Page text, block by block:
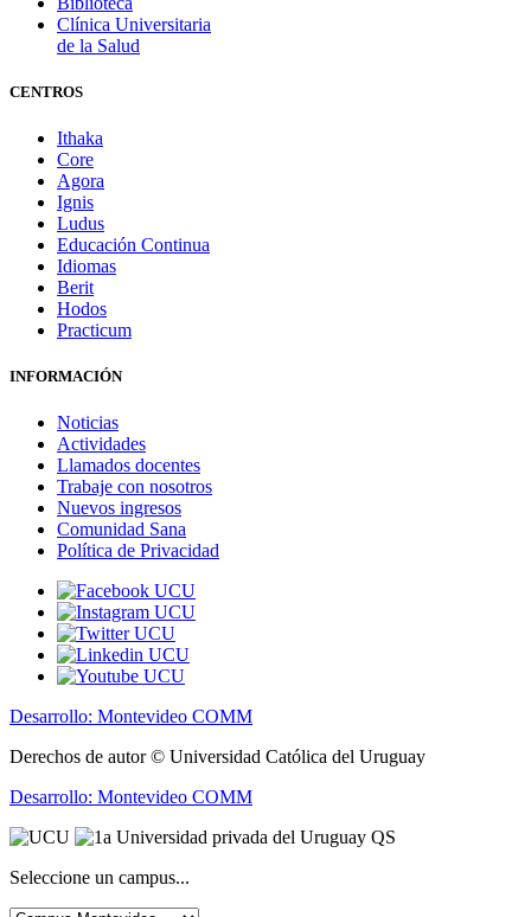
Clínica Universitaria
de la Salud
CENTROS
Ithaka
Core
Agora
Ignis
Ludus
Educación Continua
Idiomas
Berit
Hodos
Practicum
INFORMACIÓN
Noticias
Actividades
Llamados docentes
Trabaje con nosotros
Nuevos ingresos
Comunidad Sana
Política de Privacidad
Desarrollo: Montevideo COMM
Derechos de autor © Universidad Católica del Uruguay
Desarrollo: Montevideo COMM
Seleccione un campus...